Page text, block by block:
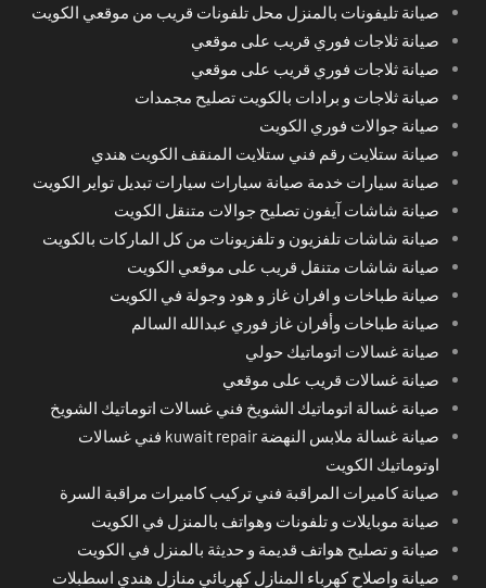
صيانة تليفونات بالمنزل محل تلفونات قريب من موقعي الكويت
صيانة ثلاجات فوري قريب على موقعي
صيانة ثلاجات فوري قريب على موقعي
صيانة ثلاجات و برادات بالكويت تصليح مجمدات
صيانة جوالات فوري الكويت
صيانة ستلايت رقم فني ستلايت المنقف الكويت هندي
صيانة سيارات خدمة صيانة سيارات سيارات تبديل تواير الكويت
صيانة شاشات آيفون تصليح جوالات متنقل الكويت
صيانة شاشات تلفزيون و تلفزيونات من كل الماركات بالكويت
صيانة شاشات متنقل قريب على موقعي الكويت
صيانة طباخات و افران غاز و هود وجولة في الكويت
صيانة طباخات وأفران غاز فوري عبدالله السالم
صيانة غسالات اتوماتيك حولي
صيانة غسالات قريب على موقعي
صيانة غسالة اتوماتيك الشويخ فني غسالات اتوماتيك الشويخ
صيانة غسالة ملابس النهضة kuwait repair فني غسالات
اوتوماتيك الكويت
صيانة كاميرات المراقبة فني تركيب كاميرات مراقبة السرة
صيانة موبايلات و تلفونات وهواتف بالمنزل في الكويت
صيانة و تصليح هواتف قديمة و حديثة بالمنزل في الكويت
صيانة واصلاح كهرباء المنازل كهربائي منازل هندي اسطبلات